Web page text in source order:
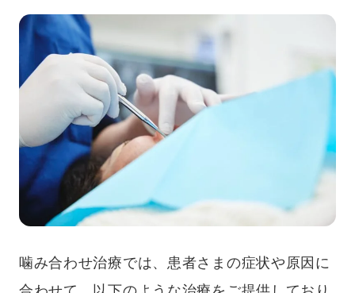
噛み合わせ治療では、患者さまの症状や原因に